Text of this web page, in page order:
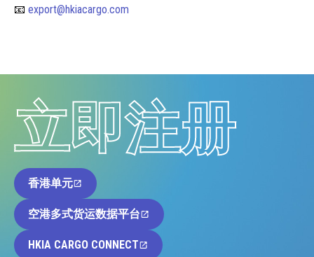
📧 export@hkiacargo.com
立即注册
香港单元
空港多式货运数据平台
HKIA CARGO CONNECT